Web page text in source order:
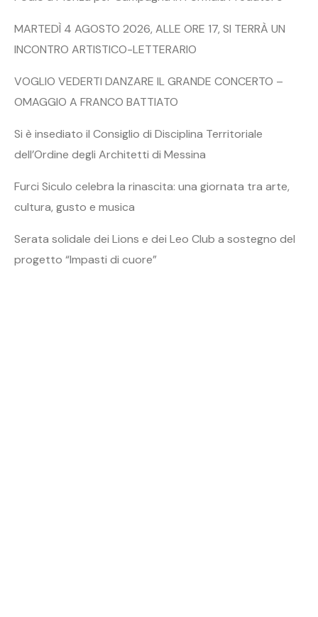
MARTEDÌ 4 AGOSTO 2026, ALLE ORE 17, SI TERRÀ UN
INCONTRO ARTISTICO-LETTERARIO
VOGLIO VEDERTI DANZARE IL GRANDE CONCERTO –
OMAGGIO A FRANCO BATTIATO
Si è insediato il Consiglio di Disciplina Territoriale
dell’Ordine degli Architetti di Messina
Furci Siculo celebra la rinascita: una giornata tra arte,
cultura, gusto e musica
Serata solidale dei Lions e dei Leo Club a sostegno del
progetto “Impasti di cuore”